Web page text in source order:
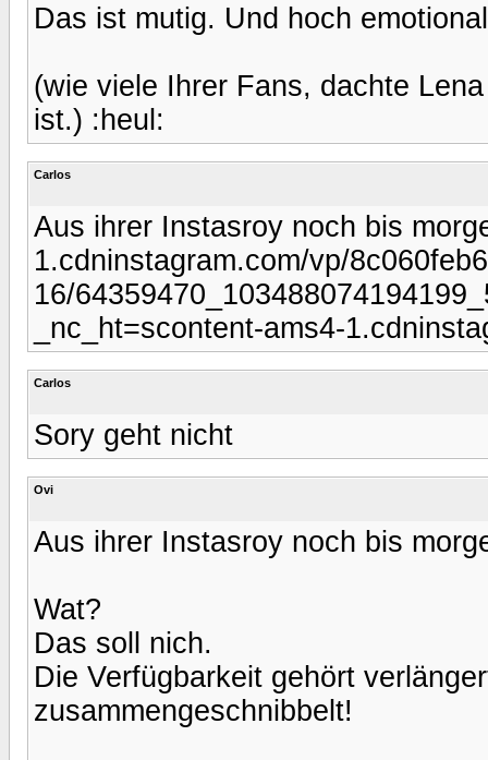
Das ist mutig. Und hoch
(wie viele Ihrer Fans, dachte
ist.) :heul:
Carlos
Aus ihrer Instasroy noch bis
1.cdninstagram.com/vp/
16/
_nc_ht=scontent-ams4-
Carlos
Sory geht nicht
Ovi
Aus ihrer Instasroy noch bis
Wat?
Das soll nich.
Die Verfügbarkeit gehört
zusammengeschnibbelt!